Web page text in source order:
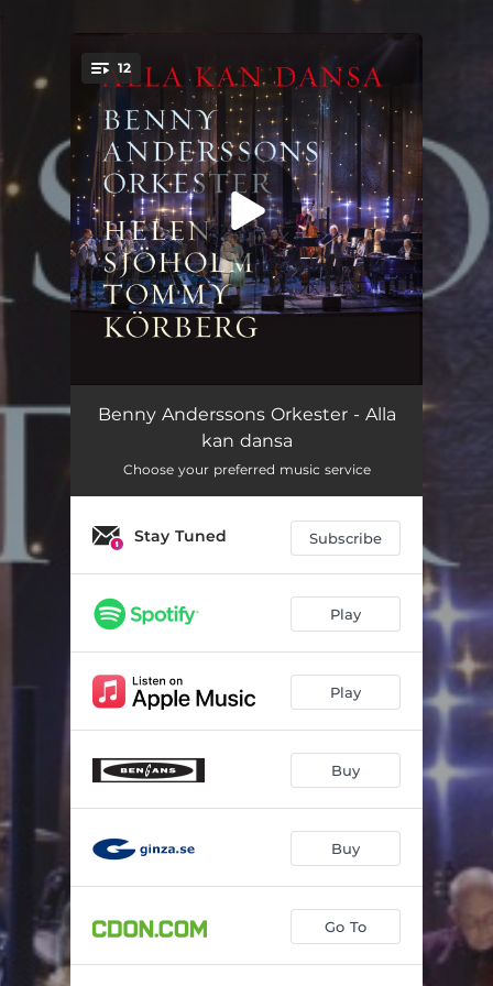
You're all set!
12
Kind mot kind 03:39
Som en sprucken mandolin
Det är så det känns 03:12
Lagt kort ligger 03:01
Hos dig vill jag vara 03:41
Liten vals 03:03
Hambopolska 03:22
Så länge det finns liv, finns det hopp 03:22
Om det bara vore så lätt
Vårarna som försvann 03:14
Benny Anderssons Orkester - Alla
kan dansa
Choose your preferred music service
Stay Tuned Subscribe
Play
Play
Buy
Buy
Go To